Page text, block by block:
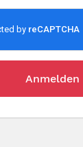
Anmelden